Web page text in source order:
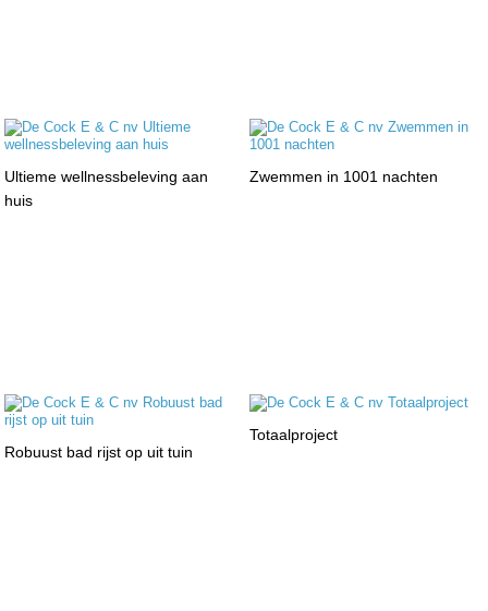
Ultieme wellnessbeleving aan
huis
Zwemmen in 1001 nachten
Robuust bad rijst op uit tuin
Totaalproject